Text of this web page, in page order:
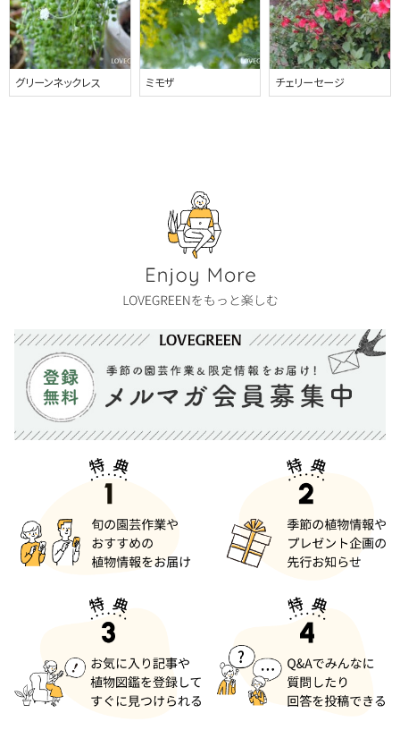
グリーンネックレス ミモザ チェリーセージ